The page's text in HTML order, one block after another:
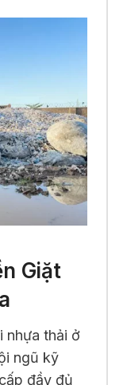
Giặt
nhựa thải ở
ngũ kỹ
đầy đủ